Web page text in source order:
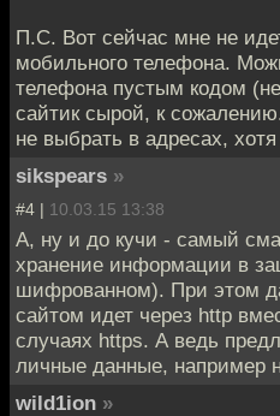
П.С. Вот сейчас мне не
мобильного телефона.
телефона пустым кодом
сайтик сырой, к
не выбрать в адресах,
sikspears »
#4 | 10.03.15 13:38
А, ну и до кучи - самый
хранение информации в
шифрованном). При этом
сайтом идет через http
случаях https. А ведь
личные данные, например
wild1ion »